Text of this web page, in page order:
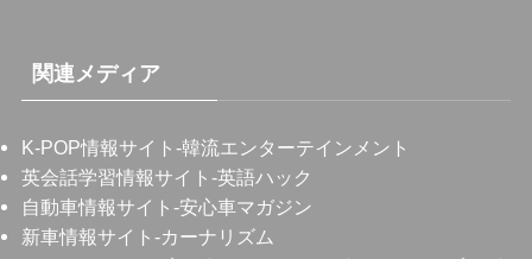
関連メディア
K-POP情報サイト -韓流エンターテインメント
英会話学習情報サイト -英語ハック
自動車情報サイト -安心車マガジン
新車情報サイト -カーナリズム